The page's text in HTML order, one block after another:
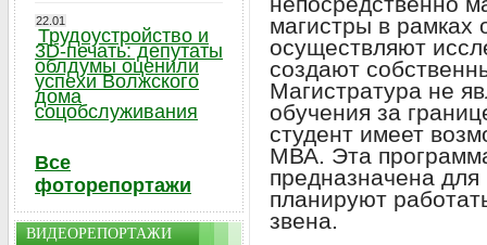
магистры в рамках
осуществляют
создают
Магистратура не
обучения за
студент имеет
МВА. Эта
предназначена
планируют
звена.
22.01
Трудоустройство и
3D-печать: депутаты
облдумы оценили
успехи Волжского
дома
соцобслуживания
Все
фоторепортажи
ВИДЕОРЕПОРТАЖИ